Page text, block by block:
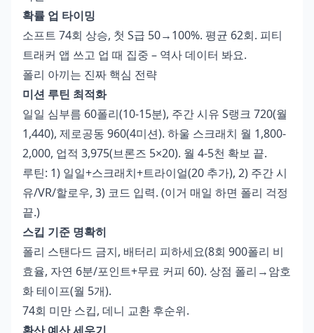
확률 업 타이밍
소프트 74회 상승, 첫 S급 50→100%. 평균 62회. 피티
트래커 앱 쓰고 업 때 집중 – 역사 데이터 봐요.
폴리 아끼는 진짜 핵심 전략
미션 루틴 최적화
일일 심부름 60폴리(10-15분), 주간 시유 S랭크 720(월
1,440), 제로공동 960(4미션). 하울 스크래치 월 1,800-
2,000, 업적 3,975(브론즈 5×20). 월 4-5천 확보 끝.
루틴: 1) 일일+스크래치+트라이얼(20 추가), 2) 주간 시
유/VR/할로우, 3) 코드 입력. (이거 매일 하면 폴리 걱정
끝.)
스킵 기준 명확히
폴리 스탠다드 금지, 배터리 피하세요(8회 900폴리 비
효율, 자연 6분/포인트+무료 커피 60). 상점 폴리→암호
화 테이프(월 5개).
74회 미만 스킵, 데니 교환 후순위.